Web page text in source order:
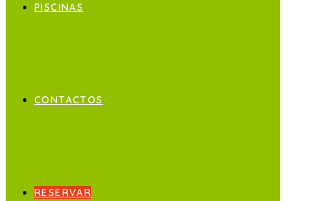
PISCINAS
CONTACTOS
RESERVAR